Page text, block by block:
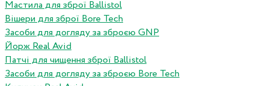
Мастила для зброї Ballistol
Вішери для зброї Bore Tech
Засоби для догляду за зброєю GNP
Йорж Real Avid
Патчі для чищення зброї Ballistol
Засоби для догляду за зброєю Bore Tech